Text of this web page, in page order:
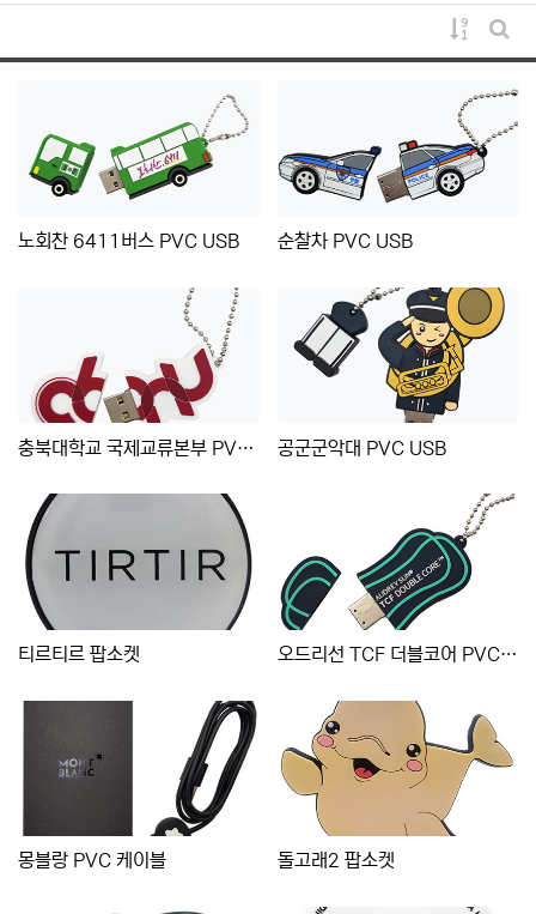
게시물
게시
노회찬 6411버스 PVC USB 순찰차 PVC USB
충북대학교 국제교류본부 PVC USB 공군군악대 PVC USB
티르티르 팝소켓 오드리선 TCF 더블코어 PVC USB
몽블랑 PVC 케이블 돌고래2 팝소켓